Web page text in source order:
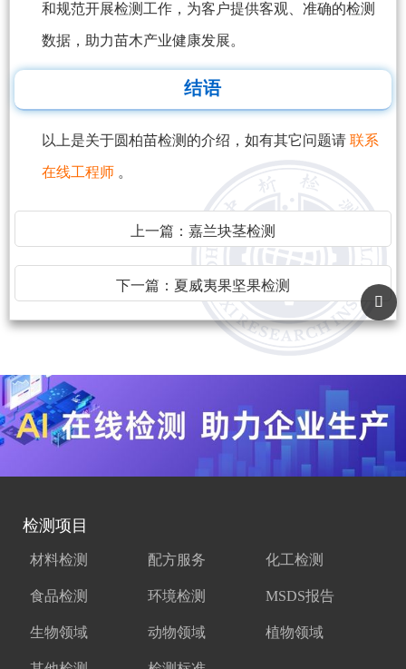
和规范开展检测工作，为客户提供客观、准确的检测
数据，助力苗木产业健康发展。
结语
以上是关于圆柏苗检测的介绍，如有其它问题请 联系
在线工程师 。
上一篇： 嘉兰块茎检测
下一篇： 夏威夷果坚果检测
检测项目
材料检测 配方服务 化工检测
食品检测 环境检测 MSDS报告
生物领域 动物领域 植物领域